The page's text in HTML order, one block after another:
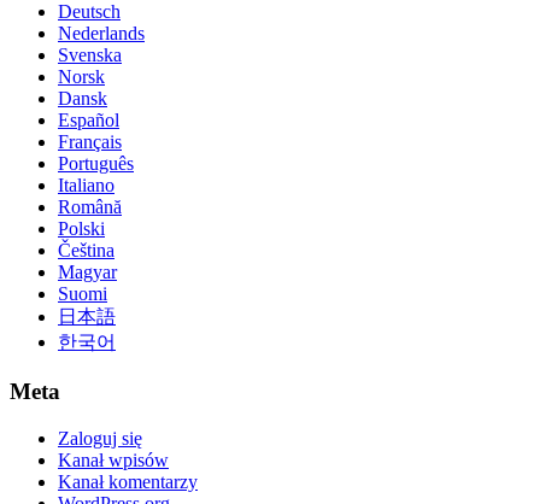
Deutsch
Nederlands
Svenska
Norsk
Dansk
Español
Français
Português
Italiano
Română
Polski
Čeština
Magyar
Suomi
日本語
한국어
Meta
Zaloguj się
Kanał wpisów
Kanał komentarzy